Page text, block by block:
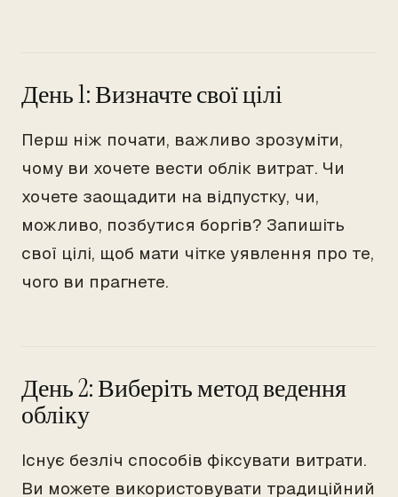
День 1: Визначте свої цілі
Перш ніж почати, важливо зрозуміти,
чому ви хочете вести облік витрат. Чи
хочете заощадити на відпустку, чи,
можливо, позбутися боргів? Запишіть
свої цілі, щоб мати чітке уявлення про те,
чого ви прагнете.
День 2: Виберіть метод ведення
обліку
Існує безліч способів фіксувати витрати.
Ви можете використовувати традиційний